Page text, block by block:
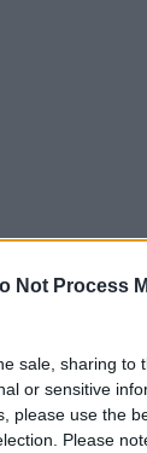
Not Process
sale, sharing to
or sensitive
please use the
Please